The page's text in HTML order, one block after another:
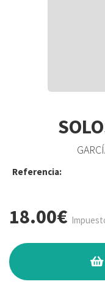
Referencia:
18.00€